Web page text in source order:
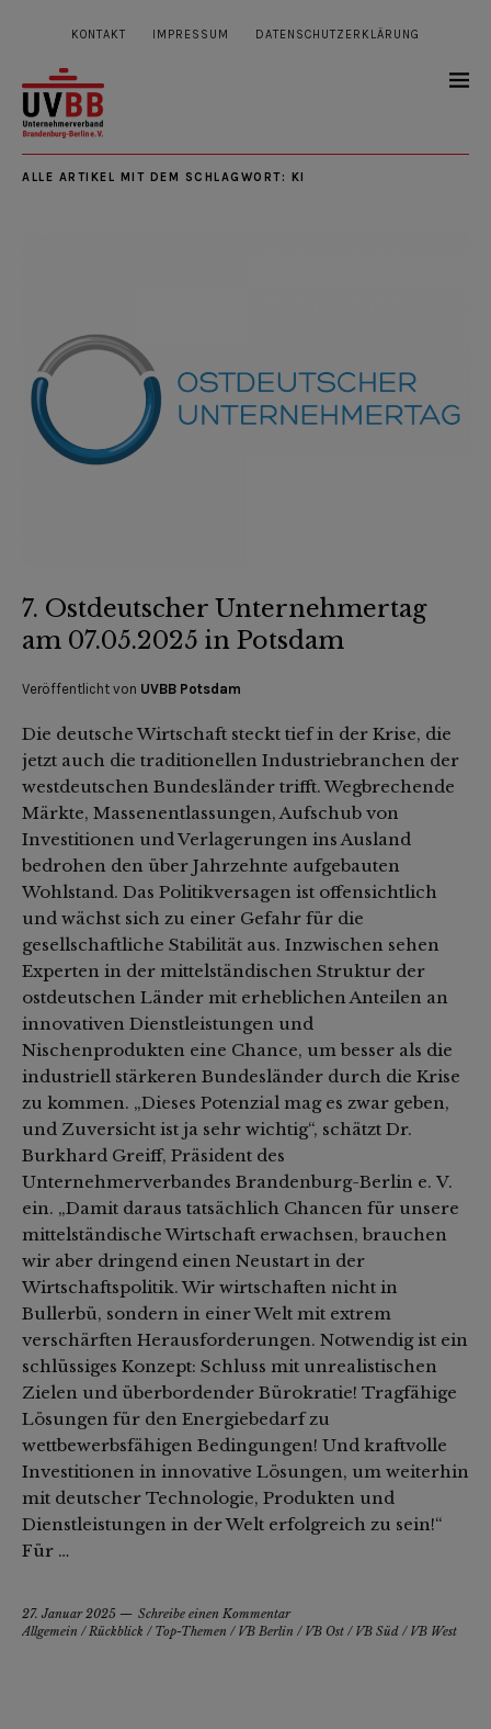
KONTAKT IMPRESSUM DATENSCHUTZERKLÄRUNG
ALLE ARTIKEL MIT DEM SCHLAGWORT: KI
7. Ostdeutscher Unternehmertag
am 07.05.2025 in Potsdam
Veröffentlicht von UVBB Potsdam
Die deutsche Wirtschaft steckt tief in der Krise, die
jetzt auch die traditionellen Industriebranchen der
westdeutschen Bundesländer trifft. Wegbrechende
Märkte, Massenentlassungen, Aufschub von
Investitionen und Verlagerungen ins Ausland
bedrohen den über Jahrzehnte aufgebauten
Wohlstand. Das Politikversagen ist offensichtlich
und wächst sich zu einer Gefahr für die
gesellschaftliche Stabilität aus. Inzwischen sehen
Experten in der mittelständischen Struktur der
ostdeutschen Länder mit erheblichen Anteilen an
innovativen Dienstleistungen und
Nischenprodukten eine Chance, um besser als die
industriell stärkeren Bundesländer durch die Krise
zu kommen. „Dieses Potenzial mag es zwar geben,
und Zuversicht ist ja sehr wichtig“, schätzt Dr.
Burkhard Greiff, Präsident des
Unternehmerverbandes Brandenburg-Berlin e. V.
ein. „Damit daraus tatsächlich Chancen für unsere
mittelständische Wirtschaft erwachsen, brauchen
wir aber dringend einen Neustart in der
Wirtschaftspolitik. Wir wirtschaften nicht in
Bullerbü, sondern in einer Welt mit extrem
verschärften Herausforderungen. Notwendig ist ein
schlüssiges Konzept: Schluss mit unrealistischen
Zielen und überbordender Bürokratie! Tragfähige
Lösungen für den Energiebedarf zu
wettbewerbsfähigen Bedingungen! Und kraftvolle
Investitionen in innovative Lösungen, um weiterhin
mit deutscher Technologie, Produkten und
Dienstleistungen in der Welt erfolgreich zu sein!“
Für …
27. Januar 2025
Schreibe einen Kommentar
Allgemein /Rückblick / Top-Themen / VB Berlin / VB Ost / VB Süd / VB West